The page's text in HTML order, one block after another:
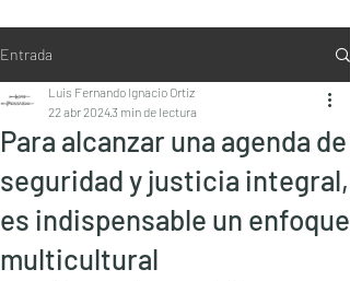
Entrada
Para alcanzar una agenda de
seguridad y justicia integral,
es indispensable un enfoque
multicultural
Luis Fernando Ignacio Ortiz
22 abr 20243 min de lectura